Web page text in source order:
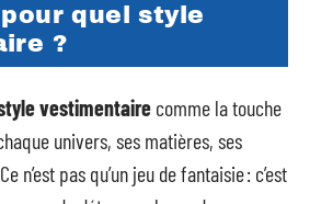
quel style
?
vestimentaire comme la touche
univers, ses matières, ses
n’est pas qu’un jeu de fantaisie : c’est